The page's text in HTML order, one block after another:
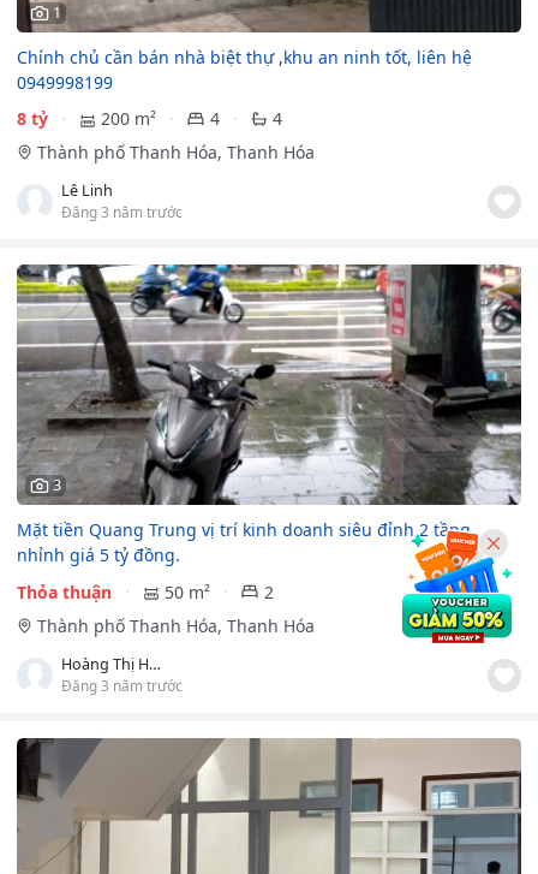
1
Chính chủ cần bán nhà biệt thự ,khu an ninh tốt, liên hệ
0949998199
8 tỷ
200 m² 4
4
Thành phố Thanh Hóa, Thanh Hóa
Lê Linh
Đăng 3 năm trước
3
Mặt tiền Quang Trung vị trí kinh doanh siêu đỉnh 2 tầng,
nhỉnh giá 5 tỷ đồng.
Thỏa thuận
50 m²
2
Thành phố Thanh Hóa, Thanh Hóa
Hoàng Thị Huyền
Đăng 3 năm trước